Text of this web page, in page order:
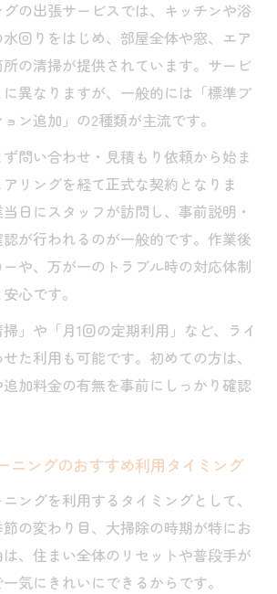
リーニング業者との信頼関係の築
の出張サービスでは、キッチンや浴
回りをはじめ、部屋全体や窓、エア
の清掃が提供されています。サービ
異なりますが、一般的には「標準プ
ン追加」の2種類が主流です。
問い合わせ・見積もり依頼から始ま
リングを経て正式な契約となりま
日にスタッフが訪問し、事前説明・
が行われるのが一般的です。作業後
や、万が一のトラブル時の対応体制
心です。
掃」や「月1回の定期利用」など、ライ
た利用も可能です。初めての方は、
加料金の有無を事前にしっかり確認
ニングのおすすめ利用タイミング
ングを利用するタイミングとして、
の変わり目、大掃除の時期が特にお
、住まい全体のリセットや普段手が
気にきれいにできるからです。